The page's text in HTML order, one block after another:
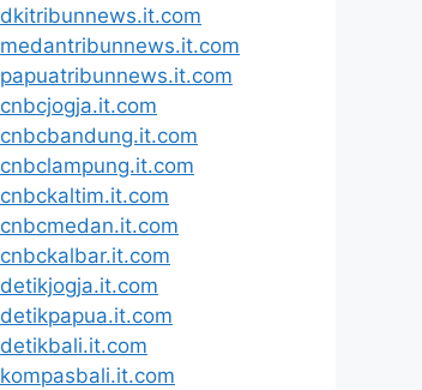
dkitribunnews.it.com
medantribunnews.it.com
papuatribunnews.it.com
cnbcjogja.it.com
cnbcbandung.it.com
cnbclampung.it.com
cnbckaltim.it.com
cnbcmedan.it.com
cnbckalbar.it.com
detikjogja.it.com
detikpapua.it.com
detikbali.it.com
kompasbali.it.com